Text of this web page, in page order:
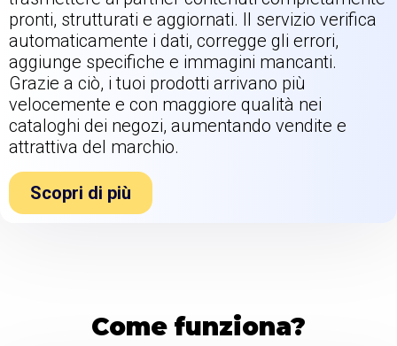
pronti, strutturati e aggiornati. Il servizio verifica
automaticamente i dati, corregge gli errori,
aggiunge specifiche e immagini mancanti.
Grazie a ciò, i tuoi prodotti arrivano più
velocemente e con maggiore qualità nei
cataloghi dei negozi, aumentando vendite e
attrattiva del marchio.
Scopri di più
Come funziona?